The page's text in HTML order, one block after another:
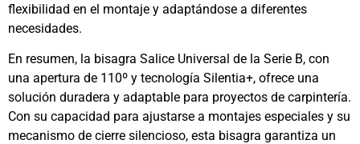
flexibilidad en el montaje y adaptándose a diferentes
necesidades.
En resumen, la bisagra Salice Universal de la Serie B, con
una apertura de 110º y tecnología Silentia+, ofrece una
solución duradera y adaptable para proyectos de carpintería.
Con su capacidad para ajustarse a montajes especiales y su
mecanismo de cierre silencioso, esta bisagra garantiza un